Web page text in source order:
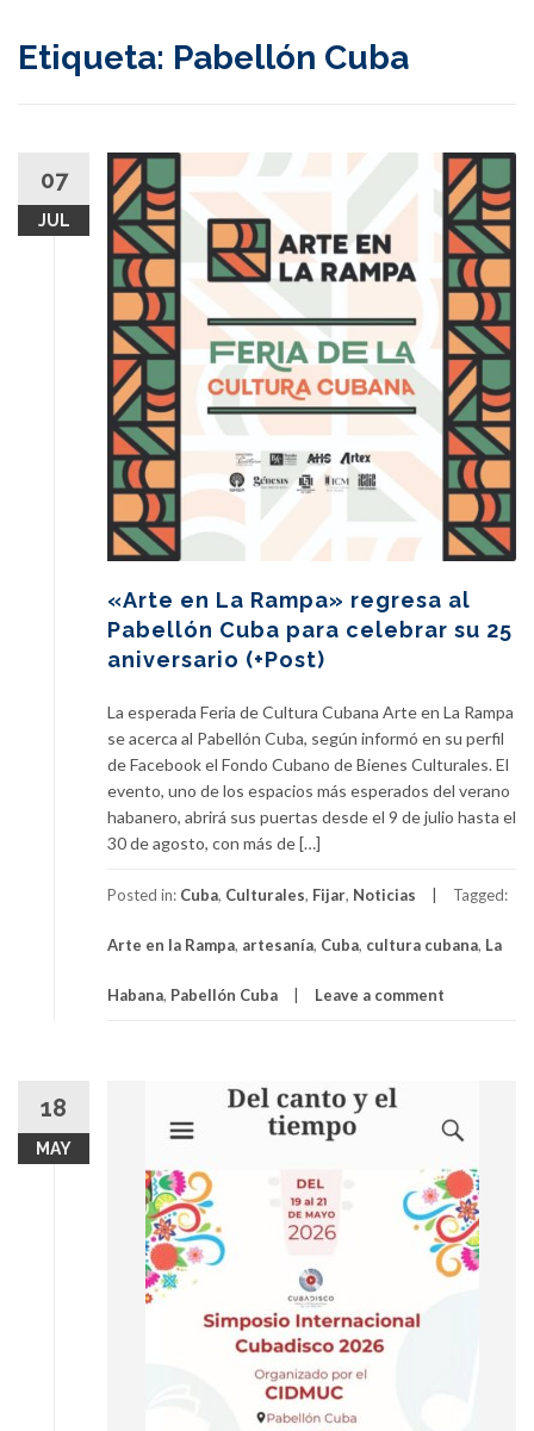
Etiqueta: Pabellón Cuba
07
JUL
«Arte en La Rampa» regresa al
Pabellón Cuba para celebrar su 25
aniversario (+Post)
La esperada Feria de Cultura Cubana Arte en La Rampa
se acerca al Pabellón Cuba, según informó en su perfil
de Facebook el Fondo Cubano de Bienes Culturales. El
evento, uno de los espacios más esperados del verano
habanero, abrirá sus puertas desde el 9 de julio hasta el
30 de agosto, con más de […]
Posted in: Cuba, Culturales, Fijar, Noticias Tagged:
Arte en la Rampa, artesanía, Cuba, cultura cubana, La
Habana, Pabellón Cuba Leave a comment
18
MAY